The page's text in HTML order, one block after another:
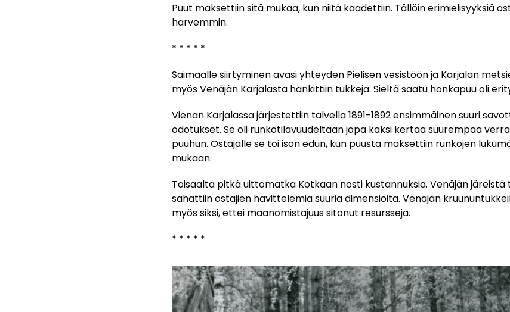
Puut maksettiin sitä mukaa, kun niitä kaadettiin. Tällöin erimielisyyksiä
harvemmin.
* * * * *
Saimaalle siirtyminen avasi yhteyden Pielisen vesistöön ja Karjalan
myös Venäjän Karjalasta hankittiin tukkeja. Sieltä saatu honkapuu oli
Vienan Karjalassa järjestettiin talvella 1891-1892 ensimmäinen suuri
odotukset. Se oli runkotilavuudeltaan jopa kaksi kertaa suurempaa
puuhun. Ostajalle se toi ison edun, kun puusta maksettiin runkojen
mukaan.
Toisaalta pitkä uittomatka Kotkaan nosti kustannuksia. Venäjän järeistä
sahattiin ostajien havittelemia suuria dimensioita. Venäjän
myös siksi, ettei maanomistajuus sitonut resursseja.
* * * * *